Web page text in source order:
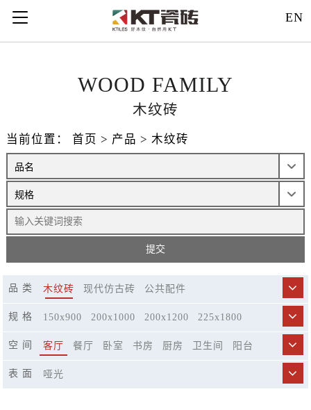
EN
121312
WOOD FAMILY
木纹砖
当前位置： 首页 > 产品 > 木纹砖
品 类 木纹砖 现代仿古砖 公共配件
规 格 150x900 200x1000 200x1200
225x1800
600x600
空 间 客厅 餐厅 卧室 书房 厨房 卫生间
阳台
表 面 哑光